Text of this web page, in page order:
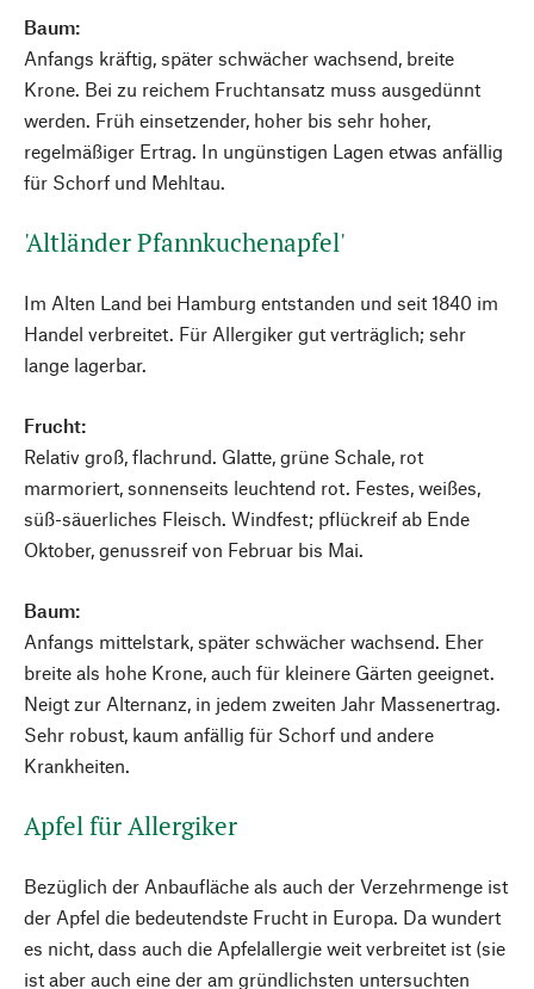
Baum:
Anfangs kräftig, später schwächer wachsend, breite
Krone. Bei zu reichem Fruchtansatz muss ausgedünnt
werden. Früh einsetzender, hoher bis sehr hoher,
regelmäßiger Ertrag. In ungünstigen Lagen etwas anfällig
für Schorf und Mehltau.
'Altländer Pfannkuchenapfel'
Im Alten Land bei Hamburg entstanden und seit 1840 im
Handel verbreitet. Für Allergiker gut verträglich; sehr
lange lagerbar.
Frucht:
Relativ groß, flachrund. Glatte, grüne Schale, rot
marmoriert, sonnenseits leuchtend rot. Festes, weißes,
süß-säuerliches Fleisch. Windfest; pflückreif ab Ende
Oktober, genussreif von Februar bis Mai.
Baum:
Anfangs mittelstark, später schwächer wachsend. Eher
breite als hohe Krone, auch für kleinere Gärten geeignet.
Neigt zur Alternanz, in jedem zweiten Jahr Massenertrag.
Sehr robust, kaum anfällig für Schorf und andere
Krankheiten.
Apfel für Allergiker
Bezüglich der Anbaufläche als auch der Verzehrmenge ist
der Apfel die bedeutendste Frucht in Europa. Da wundert
es nicht, dass auch die Apfelallergie weit verbreitet ist (sie
ist aber auch eine der am gründlichsten untersuchten